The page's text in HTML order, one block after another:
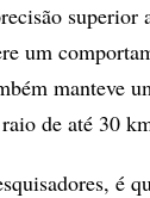
superior
um
manteve
de até 30
é